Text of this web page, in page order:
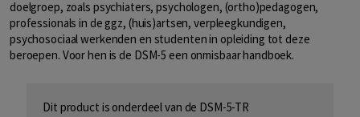
doelgroep, zoals psychiaters, psychologen, (ortho)pedagogen,
professionals in de ggz, (huis)artsen, verpleegkundigen,
psychosociaal werkenden en studenten in opleiding tot deze
beroepen. Voor hen is de DSM-5 een onmisbaar handboek.
Dit product is onderdeel van de DSM-5-TR